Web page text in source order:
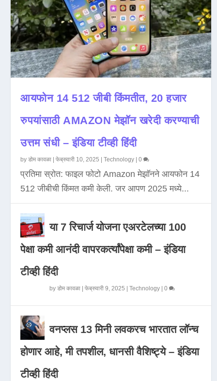
आयफोन 14 512 जीबी किंमतीत, 20 हजार
रुपयांसाठी AMAZON मेझॉन खरेदी करण्याची
उत्तम संधी – इंडिया टीव्ही हिंदी
byडोम कावळा |फेब्रुवारी 10, 2025 |Technology |0
प्रतिमा स्रोत: फाइल फोटो Amazon मेझॉनने आयफोन 14
512 जीबीची किंमत कमी केली. जर आपण 2025 मध्ये...
या 7 रिचार्ज योजना एअरटेलच्या 100
पेक्षा कमी आनंदी वापरकर्त्यांपेक्षा कमी – इंडिया
टीव्ही हिंदी
byडोम कावळा |फेब्रुवारी 9, 2025 |Technology |0
वनप्लस 13 मिनी लवकरच भारतात लॉन्च
होणार आहे, मी तपशील, धानसी वैशिष्ट्ये – इंडिया
टीव्ही हिंदी